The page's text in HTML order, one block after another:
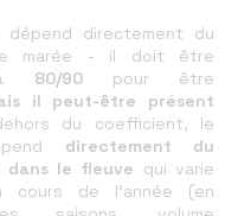
directement du
marée - il doit être
à 80/90 pour être
il peut-être présent
du coefficient, le
directement du
dans le fleuve qui varie
cours de l'année (en